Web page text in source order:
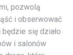
pozwolą
i obserwować
się działo
i salonów